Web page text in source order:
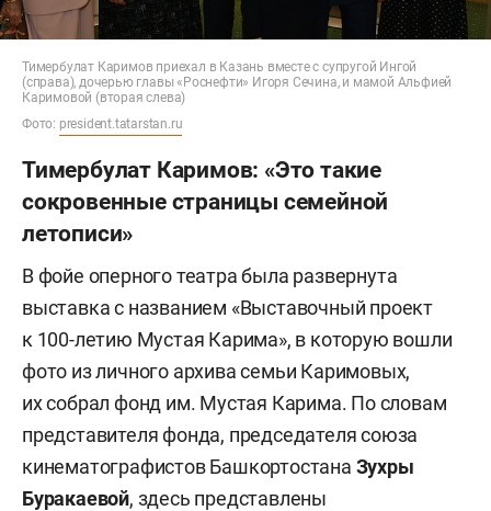
Тимербулат Каримов приехал в Казань вместе с супругой Ингой
(справа), дочерью главы «Роснефти» Игоря Сечина, и мамой Альфией
Каримовой (вторая слева)
Фото: president.tatarstan.ru
Тимербулат Каримов: «Это такие
сокровенные страницы семейной
летописи»
В фойе оперного театра была развернута
выставка с названием «Выставочный проект
к 100-летию Мустая Карима», в которую вошли
фото из личного архива семьи Каримовых,
их собрал фонд им. Мустая Карима. По словам
представителя фонда, председателя союза
кинематографистов Башкортостана Зухры
Буракаевой, здесь представлены